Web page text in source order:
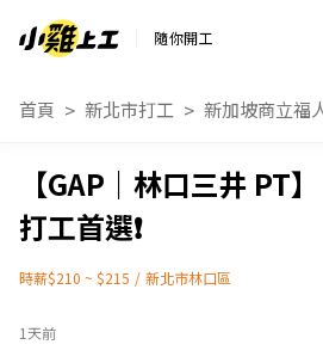
隨你開工
首頁 新北市打工 新加坡商立福
【GAP｜林口三井 PT
打工首選❗️
時薪$210 ~ $215 / 新北市林口區
1天前